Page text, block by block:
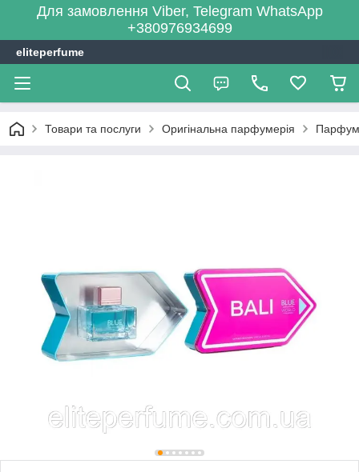
Для замовлення Viber, Telegram WhatsApp
+380976934699
eliteperfume
Товари та послуги Оригінальна парфумерія